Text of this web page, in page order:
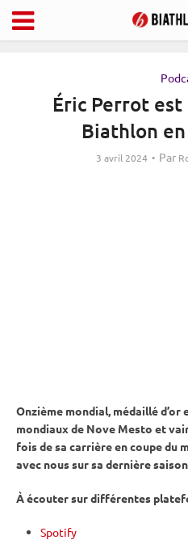
Éric Perrot
Biathlon
3 avril 2024 Par
Onzième mondial, médaillé
mondiaux de Nove Mesto et
fois de sa carrière encoupe du
avec nous sur sa dernière
À écouter sur différentes
Spotify